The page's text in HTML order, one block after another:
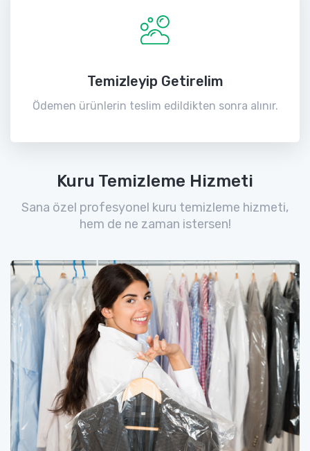
Temizleyip Getirelim
Ödemen ürünlerin teslim edildikten sonra alınır.
Kuru Temizleme Hizmeti
Sana özel profesyonel kuru temizleme hizmeti,
hem de ne zaman istersen!